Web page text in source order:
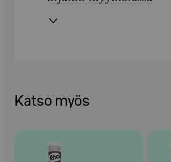
Katso myös